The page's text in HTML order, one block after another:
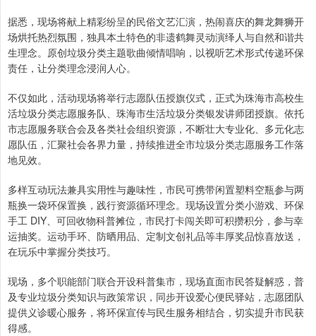
据悉，现场将献上精彩纷呈的民俗文艺汇演，热闹喜庆的舞龙舞狮开
场烘托热烈氛围，独具本土特色的非遗鹤舞灵动演绎人与自然和谐共
生理念。原创垃圾分类主题歌曲倾情唱响，以视听艺术形式传递环保
责任，让分类理念浸润人心。
不仅如此，活动现场将举行志愿队伍授旗仪式，正式为珠海市高校生
活垃圾分类志愿服务队、珠海市生活垃圾分类银发讲师团授旗。依托
市志愿服务联合会及各类社会组织资源，不断壮大专业化、多元化志
愿队伍，汇聚社会各界力量，持续推进全市垃圾分类志愿服务工作落
地见效。
多样互动玩法兼具实用性与趣味性，市民可携带闲置塑料空瓶参与两
瓶换一袋环保置换，践行资源循环理念。现场设置分类小游戏、环保
手工 DIY、可回收物科普摊位，市民打卡闯关即可积攒积分，参与幸
运抽奖。运动手环、防晒用品、定制文创礼品等丰厚奖品惊喜放送，
在玩乐中掌握分类技巧。
现场，多个职能部门联合开设科普集市，现场直面市民答疑解惑，普
及专业垃圾分类知识与政策常识，同步开设爱心便民驿站，志愿团队
提供义诊暖心服务，将环保宣传与民生服务相结合，切实提升市民获
得感。